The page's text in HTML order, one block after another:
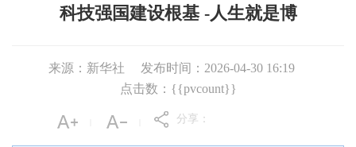
科技强国建设根基 -人生就是博
来源：新华社
发布时间：2026-04-30 16:19
点击数：{{pvcount}}
分享：